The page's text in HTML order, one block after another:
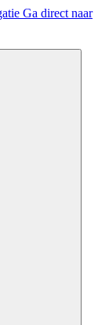
Ga direct naar